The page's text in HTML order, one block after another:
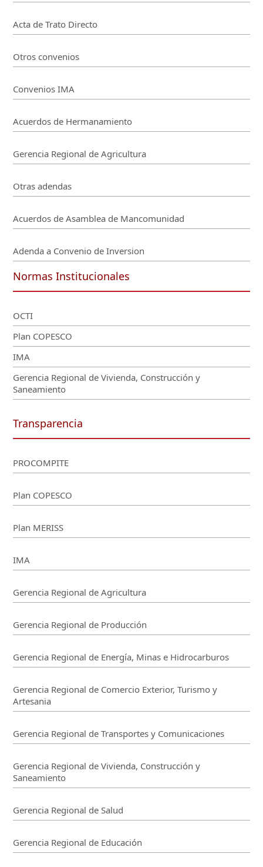
Acta de Trato Directo
Otros convenios
Convenios IMA
Acuerdos de Hermanamiento
Gerencia Regional de Agricultura
Otras adendas
Acuerdos de Asamblea de Mancomunidad
Adenda a Convenio de Inversion
Normas Institucionales
OCTI
Plan COPESCO
IMA
Gerencia Regional de Vivienda, Construcción y
Saneamiento
Transparencia
PROCOMPITE
Plan COPESCO
Plan MERISS
IMA
Gerencia Regional de Agricultura
Gerencia Regional de Producción
Gerencia Regional de Energía, Minas e Hidrocarburos
Gerencia Regional de Comercio Exterior, Turismo y
Artesania
Gerencia Regional de Transportes y Comunicaciones
Gerencia Regional de Vivienda, Construcción y
Saneamiento
Gerencia Regional de Salud
Gerencia Regional de Educación